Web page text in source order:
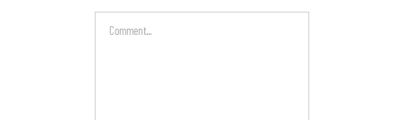
Comment